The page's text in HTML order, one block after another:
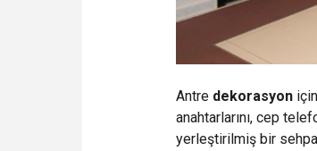
Antre dekorasyon
anahtarlarını, cep
yerleştirilmiş bir sehpa